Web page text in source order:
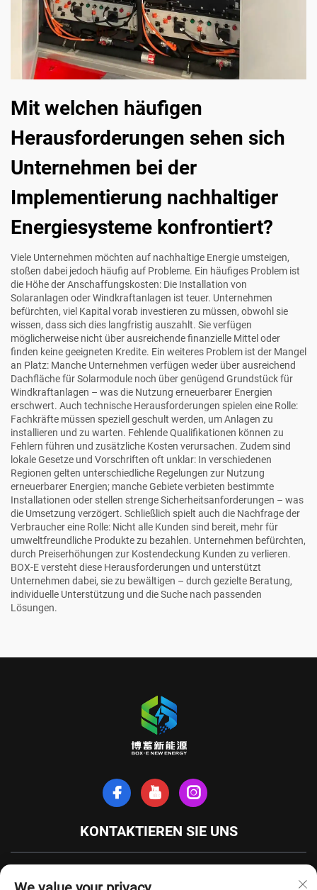
Mit welchen häufigen
Herausforderungen sehen sich
Unternehmen bei der
Implementierung nachhaltiger
Energiesysteme konfrontiert?
Viele Unternehmen möchten auf nachhaltige Energie umsteigen,
stoßen dabei jedoch häufig auf Probleme. Ein häufiges Problem ist
die Höhe der Anschaffungskosten: Die Installation von
Solaranlagen oder Windkraftanlagen ist teuer. Unternehmen
befürchten, viel Kapital vorab investieren zu müssen, obwohl sie
wissen, dass sich dies langfristig auszahlt. Sie verfügen
möglicherweise nicht über ausreichende finanzielle Mittel oder
finden keine geeigneten Kredite. Ein weiteres Problem ist der Mangel
an Platz: Manche Unternehmen verfügen weder über ausreichend
Dachfläche für Solarmodule noch über genügend Grundstück für
Windkraftanlagen – was die Nutzung erneuerbarer Energien
erschwert. Auch technische Herausforderungen spielen eine Rolle:
Fachkräfte müssen speziell geschult werden, um Anlagen zu
installieren und zu warten. Fehlende Qualifikationen können zu
Fehlern führen und zusätzliche Kosten verursachen. Zudem sind
lokale Gesetze und Vorschriften oft unklar: In verschiedenen
Regionen gelten unterschiedliche Regelungen zur Nutzung
erneuerbarer Energien; manche Gebiete verbieten bestimmte
Installationen oder stellen strenge Sicherheitsanforderungen – was
die Umsetzung verzögert. Schließlich spielt auch die Nachfrage der
Verbraucher eine Rolle: Nicht alle Kunden sind bereit, mehr für
umweltfreundliche Produkte zu bezahlen. Unternehmen befürchten,
durch Preiserhöhungen zur Kostendeckung Kunden zu verlieren.
BOX-E versteht diese Herausforderungen und unterstützt
Unternehmen dabei, sie zu bewältigen – durch gezielte Beratung,
individuelle Unterstützung und die Suche nach passenden
Lösungen.
KONTAKTIEREN SIE UNS